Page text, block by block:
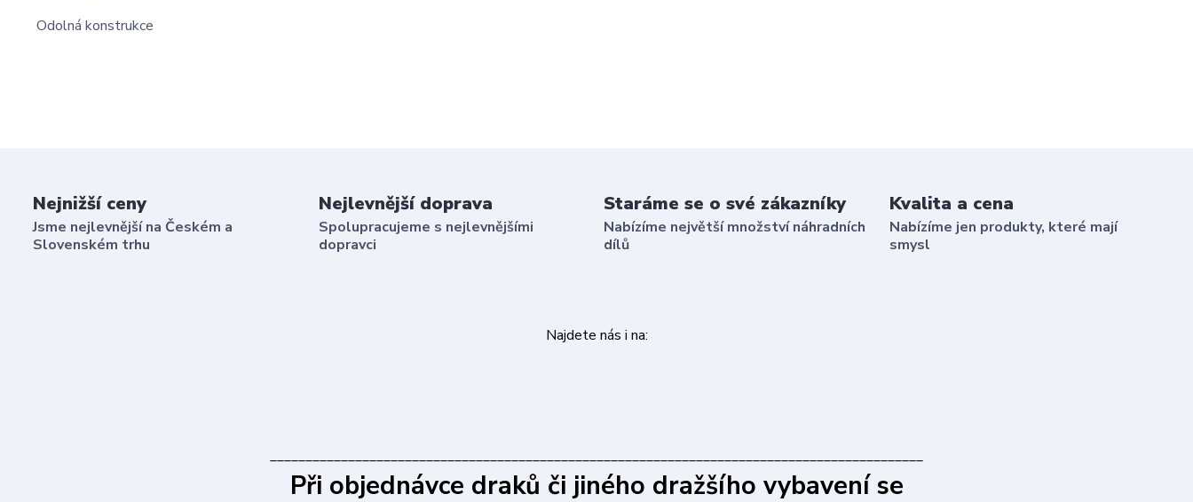
Odolná konstrukce
Nejnižší ceny
Jsme nejlevnější na Českém a
Slovenském trhu
Nejlevnější doprava
Spolupracujeme s nejlevnějšími
dopravci
Staráme se o své zákazníky
Nabízíme největší množství náhradních
dílů
Kvalita a cena
Nabízíme jen produkty, které mají
smysl
Najdete nás i na:
____________________________________________________________________________________________
Při objednávce draků či jiného dražšího vybavení se